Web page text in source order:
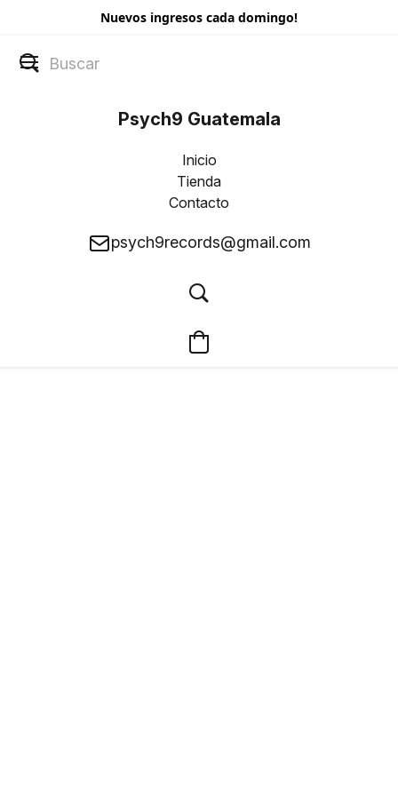
Nuevos ingresos cada domingo!
Psych9 Guatemala
Inicio
Tienda
Contacto
psych9records@gmail.com